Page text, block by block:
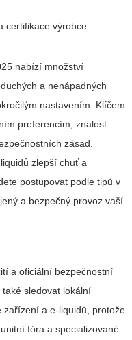
certifikace výrobce.
nabízí množství
a nenápadných
nastavením. Klíčem
preferencím, znalost
zásad.
zlepší chuť a
postupovat podle tipů v
a bezpečný provoz vaší
a oficiální bezpečnostní
sledovat lokální
a e‑liquidů, protože
fóra a specializované